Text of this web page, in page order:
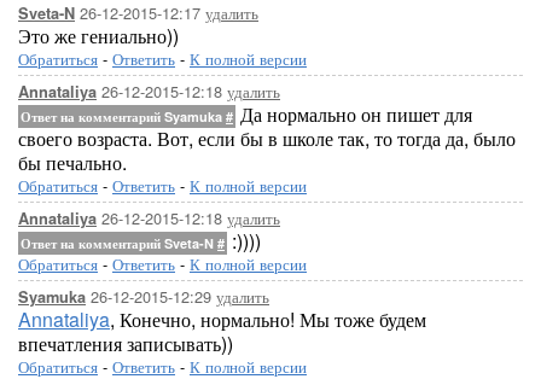
Sveta-N 26-12-2015-12:17 удалить
Это же гениально))
Обратиться - Ответить - К полной версии
Annataliya 26-12-2015-12:18 удалить
Ответ на комментарий Syamuka # Да нормально он пишет для
своего возраста. Вот, если бы в школе так, то тогда да, было
бы печально.
Обратиться - Ответить - К полной версии
Annataliya 26-12-2015-12:18 удалить
Ответ на комментарий Sveta-N # :))))
Обратиться - Ответить - К полной версии
Syamuka 26-12-2015-12:29 удалить
Annataliya, Конечно, нормально! Мы тоже будем
впечатления записывать))
Обратиться - Ответить - К полной версии